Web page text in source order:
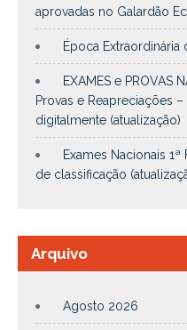
aprovadas no Galardão
Época Extraordinária
EXAMES e PROVAS
Provas e Reapreciações –
digitalmente (atualização)
Exames Nacionais
de classificação
Arquivo
Agosto 2026